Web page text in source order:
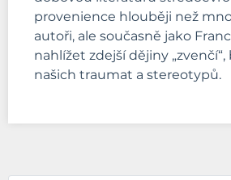
provenience hlouběji než
autoři, ale současně jako
nahlížet zdejší dějiny „zvenčí“,
našich traumat a stereotypů.